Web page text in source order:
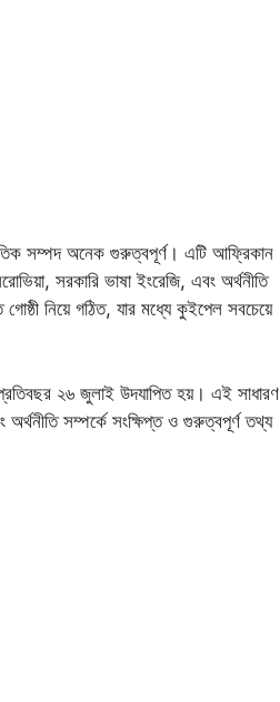
সম্পদ অনেক গুরুত্বপূর্ণ। এটি আফ্রিকান
সরকারি ভাষা ইংরেজি, এবং অর্থনীতি
নিয়ে গঠিত, যার মধ্যে কুইপেল সবচেয়ে
প্রতিবছর ২৬ জুলাই উদযাপিত হয়। এই সাধারণ
অর্থনীতি সম্পর্কে সংক্ষিপ্ত ও গুরুত্বপূর্ণ তথ্য